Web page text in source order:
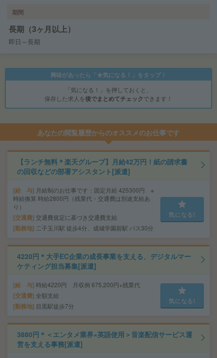
期間
長期（3ヶ月以上）
即日～長期
興味があったら「★気になる！」をタップ！
「気になる！」を押しておくと、
保存した求人を後でまとめてチェックできます！
あなたの閲覧履歴からのオススメのお仕事です
【ランチ無料＊楽天グループ】月給42万円！紙の請求書
の回収などの部署アシスタント[派遣]
給 与 月給制のお仕事です：固定月給 425300円 ※
時給換算 時給2800円（残業代・交通費は別途支給あ
り）
交通費 交通費規定に基づき交通費支給
勤務地 二子玉川駅 徒歩4分、成城学園前駅 バス30分
気になる!
4220円＊大手EC企業の成長事業を支える、デジタルマー
ケティング担当募集[派遣]
給 与 時給4220円 月収例 675,200円+残業代
交通費 全額支給
勤務地 目黒駅徒歩7分
気になる!
3880円＊＜エンタメ業界×英語使用＞音楽配信サービス運
営を支える事務[派遣]